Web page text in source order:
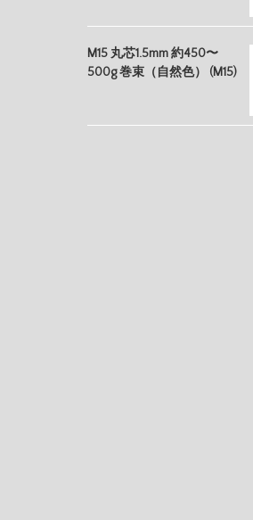
M15 丸芯1.5mm 約450〜
500g 巻束（自然色） (M15)